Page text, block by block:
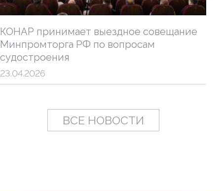
КОНАР принимает выездное совещание
Минпромторга РФ по вопросам
судостроения
23.04.2026
ВСЕ НОВОСТИ